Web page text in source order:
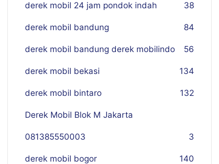
derek mobil 24 jam pondok indah 38
derek mobil bandung 84
derek mobil bandung derek mobilindo 56
derek mobil bekasi 134
derek mobil bintaro 132
Derek Mobil Blok M Jakarta
081385550003 3
derek mobil bogor 140